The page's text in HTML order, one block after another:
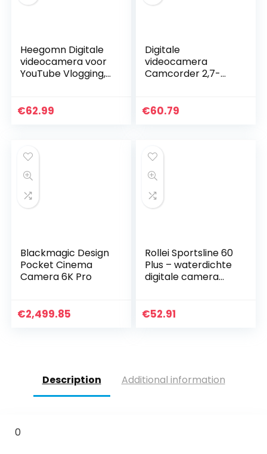
Heegomn Digitale
videocamera voor
YouTube Vlogging,
voor
€62.99
Digitale
videocamera
Camcorder 2,7-
Definition HD USB-
€60.79
Blackmagic Design
Pocket Cinema
Camera 6K Pro
€2,499.85
Rollei Sportsline 60
Plus – waterdichte
digitale camera
Sports-Cam met
€52.91
Description Additional information
0